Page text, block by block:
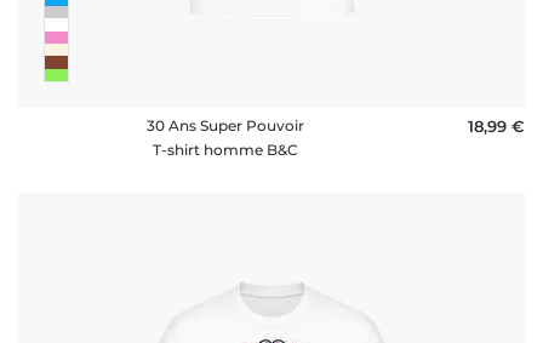
30 Ans Super Pouvoir
T-shirt homme B&C
18,99 €